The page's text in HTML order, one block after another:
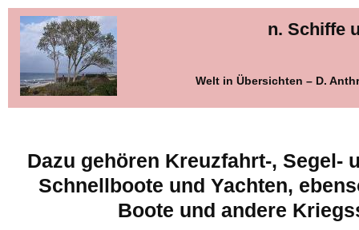
n. Schiffe
Welt in Übersichten – D.
Dazu gehören Kreuzfahrt-, Segel-
Schnellboote und Yachten,
Boote und andere